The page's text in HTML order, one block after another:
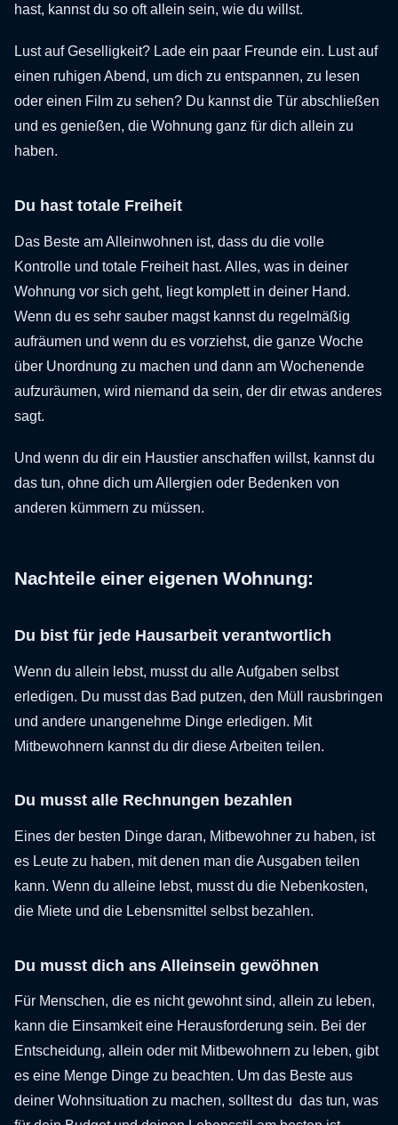
hast, kannst du so oft allein sein, wie du willst.
Lust auf Geselligkeit? Lade ein paar Freunde ein. Lust auf
einen ruhigen Abend, um dich zu entspannen, zu lesen
oder einen Film zu sehen? Du kannst die Tür abschließen
und es genießen, die Wohnung ganz für dich allein zu
haben.
Du hast totale Freiheit
Das Beste am Alleinwohnen ist, dass du die volle
Kontrolle und totale Freiheit hast. Alles, was in deiner
Wohnung vor sich geht, liegt komplett in deiner Hand.
Wenn du es sehr sauber magst kannst du regelmäßig
aufräumen und wenn du es vorziehst, die ganze Woche
über Unordnung zu machen und dann am Wochenende
aufzuräumen, wird niemand da sein, der dir etwas anderes
sagt.
Und wenn du dir ein Haustier anschaffen willst, kannst du
das tun, ohne dich um Allergien oder Bedenken von
anderen kümmern zu müssen.
Nachteile einer eigenen Wohnung:
Du bist für jede Hausarbeit verantwortlich
Wenn du allein lebst, musst du alle Aufgaben selbst
erledigen. Du musst das Bad putzen, den Müll rausbringen
und andere unangenehme Dinge erledigen. Mit
Mitbewohnern kannst du dir diese Arbeiten teilen.
Du musst alle Rechnungen bezahlen
Eines der besten Dinge daran, Mitbewohner zu haben, ist
es Leute zu haben, mit denen man die Ausgaben teilen
kann. Wenn du alleine lebst, musst du die Nebenkosten,
die Miete und die Lebensmittel selbst bezahlen.
Du musst dich ans Alleinsein gewöhnen
Für Menschen, die es nicht gewohnt sind, allein zu leben,
kann die Einsamkeit eine Herausforderung sein. Bei der
Entscheidung, allein oder mit Mitbewohnern zu leben, gibt
es eine Menge Dinge zu beachten. Um das Beste aus
deiner Wohnsituation zu machen, solltest du das tun, was